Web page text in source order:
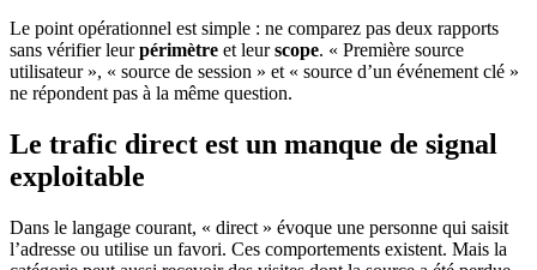
Le point opérationnel est simple : ne comparez pas deux rapports
sans vérifier leurpérimètre et leurscope. « Première source
utilisateur », « source de session » et « source d’un événement clé »
ne répondent pas à la même question.
Le trafic direct est un manque de signal
exploitable
Dans le langage courant, « direct » évoque une personne qui saisit
l’adresse ou utilise un favori. Ces comportements existent. Mais la